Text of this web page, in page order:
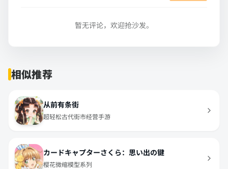
暂无评论，欢迎抢沙发。
相似推荐
从前有条街
超轻松古代街市经营手游
カードキャプターさくら：思い出の键
樱花微缩模型系列